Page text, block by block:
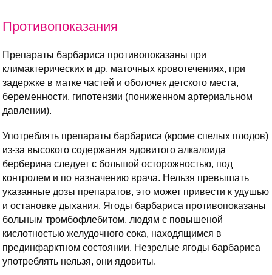
Противопоказания
Препараты барбариса противопоказаны при
климактерических и др. маточных кровотечениях, при
задержке в матке частей и оболочек детского места,
беременности, гипотензии (пониженном артериальном
давлении).
Употреблять препараты барбариса (кроме спелых плодов)
из-за высокого содержания ядовитого алкалоида
берберина следует с большой осторожностью, под
контролем и по назначению врача. Нельзя превышать
указанные дозы препаратов, это может привести к удушью
и остановке дыхания. Ягоды барбариса противопоказаны
больным тромбофлебитом, людям с повышеной
кислотностью желудочного сока, находящимся в
прединфарктном состоянии. Незрелые ягоды барбариса
употреблять нельзя, они ядовиты.